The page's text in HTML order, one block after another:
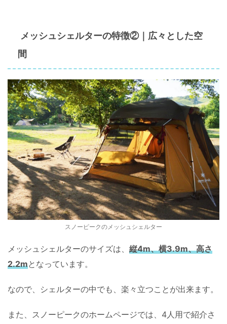
メッシュシェルターの特徴②｜広々とした空
間
スノーピークのメッシュシェルター
メッシュシェルターのサイズは、 縦4m、横3.9m、高さ
2.2mとなっています。
なので、シェルターの中でも、楽々立つことが出来ます。
また、スノーピークのホームページでは、4人用で紹介さ